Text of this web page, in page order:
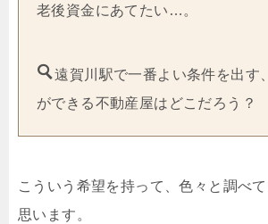
老後資金にあてたい…。
遠賀川駅で一番よい条件を出す
ができる不動産屋はどこだろう？
こういう希望を持って、色々と調べ
思います。